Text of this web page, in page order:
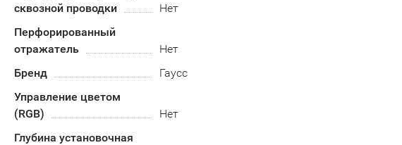
сквозной проводки
Нет
Перфорированный
отражатель
Нет
Бренд
Гаусс
Управление цветом
(RGB)
Нет
Глубина установочная